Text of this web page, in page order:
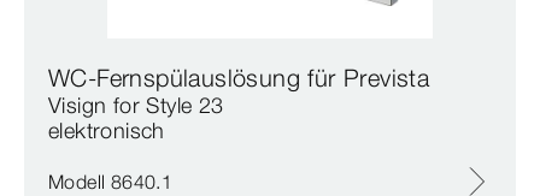
WC-Fernspülauslösung für Prevista
Visign for Style 23
elektronisch
Modell 8640.1